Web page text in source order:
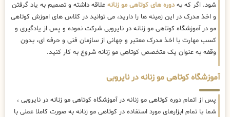
شود. اگر که بهدوره های کوتاهی مو زنانه علاقه داشته و تصمیم به یاد گرفتن
و اخذ مدرک در این زمینه ها را دارید، می توانید در کلاس های اموزش کوتاهی
مو در آموزشگاه کوتاهی مو زنانه در نایروبی شرکت نموده و پس از یادگیری و
کسب مهارت با اخذ مدرک معتبر و جهانی از سازمان فنی و حرفه ای، بدون
وقفه به عنوان یک متخصص کوتاهی مو زنانه شروع به کار کنید.
آموزشگاه کوتاهی مو زنانه در نایروبی
پس از اتمام دوره کوتاهی مو زنانه در آموزشگاه کوتاهی مو زنانه در نایروبی ،
شما با تمام ابزارهای مورد استفاده در کوتاهی مو زنانه به صورت کاملا عملی با